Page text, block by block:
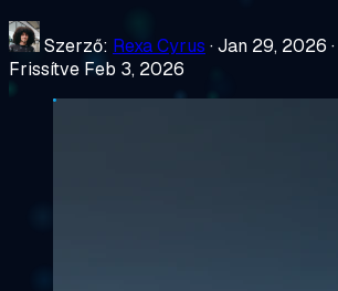
Szerző: Rexa Cyrus ·Jan 29, 2026 ·
Frissítve Feb 3, 2026